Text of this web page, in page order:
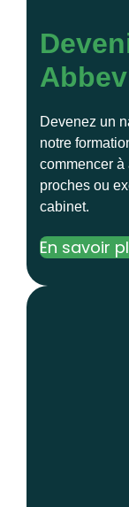
Devenez un
notre
commencer à
proches ou
cabinet.
En savoir